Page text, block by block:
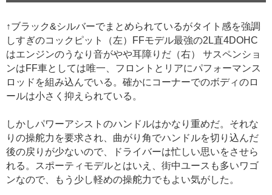
↑ブラック&シルバーでまとめられているがタイト感を強調
しすぎのコックピット（左）FFモデル最強の2L直4DOHC
はエンジンのうなり音がやや耳障りだ（右） サスペンショ
ンはFF車としては唯一、フロントとリアにパフォーマンス
ロッドを組み込んでいる。確かにコーナーでのボディのロ
ールは小さく抑えられている。
しかしパワーアシストのハンドルはかなり重めだ。それな
りの操舵力を要求され、曲がり角でハンドルを切り込んだ
後の戻りが少ないので、ドライバーは忙しい思いをさせら
れる。スポーティモデルとはいえ、街中ユースも多いワゴ
ンなので、もう少し軽めの操舵力でもよい気がした。